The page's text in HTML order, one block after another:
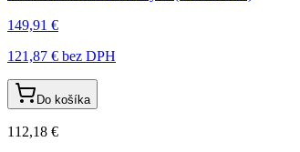
149,91 €
121,87 € bez DPH
Do košíka
112,18 €